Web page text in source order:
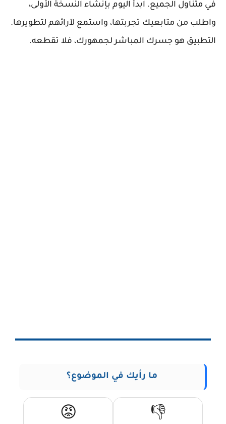
في متناول الجميع. ابدأ اليوم بإنشاء النسخة الأولى،
واطلب من متابعيك تجربتها، واستمع لآرائهم لتطويرها.
التطبيق هو جسرك المباشر لجمهورك، فلا تقطعه.
ما رأيك في الموضوع؟
😡 👎